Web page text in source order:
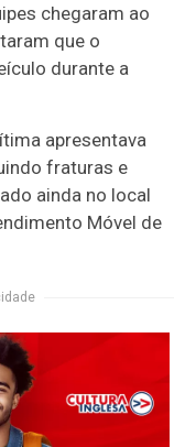
chegaram ao
que o
durante a
apresentava
fraturas e
ainda no local
Móvel de